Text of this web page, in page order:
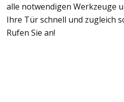
alle notwendigen Werkzeuge
Ihre Tür schnell und zugleich
Rufen Sie an!